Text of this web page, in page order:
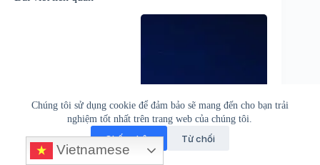
Chúng tôi sử dụng cookie để đảm bảo sẽ mang đến cho bạn trải
nghiệm tốt nhất trên trang web của chúng tôi.
Chấp nhận Từ chối
Vietnamese